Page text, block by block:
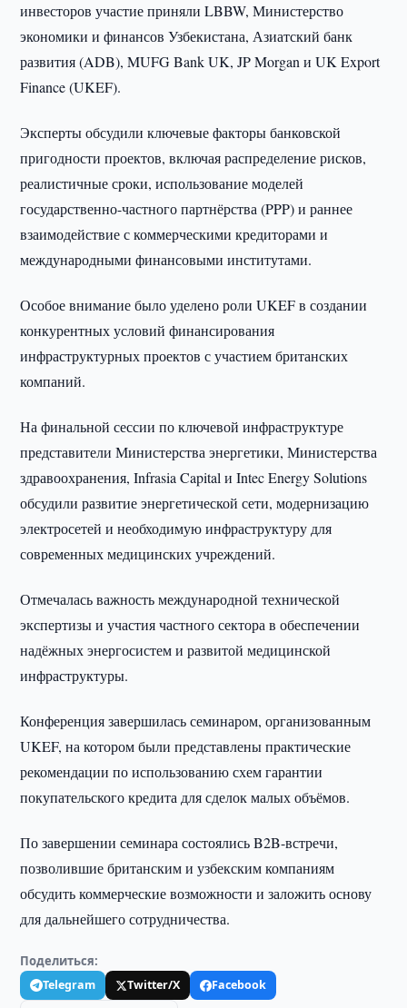
инвесторов участие приняли LBBW, Министерство
экономики и финансов Узбекистана, Азиатский банк
развития (ADB), MUFG Bank UK, JP Morgan и UK Export
Finance (UKEF).
Эксперты обсудили ключевые факторы банковской
пригодности проектов, включая распределение рисков,
реалистичные сроки, использование моделей
государственно-частного партнёрства (PPP) и раннее
взаимодействие с коммерческими кредиторами и
международными финансовыми институтами.
Особое внимание было уделено роли UKEF в создании
конкурентных условий финансирования
инфраструктурных проектов с участием британских
компаний.
На финальной сессии по ключевой инфраструктуре
представители Министерства энергетики, Министерства
здравоохранения, Infrasia Capital и Intec Energy Solutions
обсудили развитие энергетической сети, модернизацию
электросетей и необходимую инфраструктуру для
современных медицинских учреждений.
Отмечалась важность международной технической
экспертизы и участия частного сектора в обеспечении
надёжных энергосистем и развитой медицинской
инфраструктуры.
Конференция завершилась семинаром, организованным
UKEF, на котором были представлены практические
рекомендации по использованию схем гарантии
покупательского кредита для сделок малых объёмов.
По завершении семинара состоялись B2B-встречи,
позволившие британским и узбекским компаниям
обсудить коммерческие возможности и заложить основу
для дальнейшего сотрудничества.
Поделиться:
Telegram Twitter/X
Facebook